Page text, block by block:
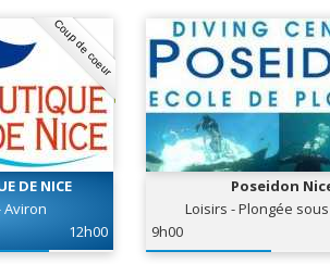
Coup de coeur
DE NICE
Aviron
12h00
Poseidon
Loisirs - Plongée
9h00